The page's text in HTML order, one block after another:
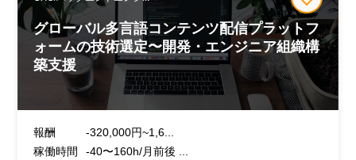
グローバル多言語コンテンツ配信プラットフ
ォームの技術選定〜開発・エンジニア組織構
築支援
報酬
-320,000円~1,6...
稼働時間
-40〜160h/月前後 ...